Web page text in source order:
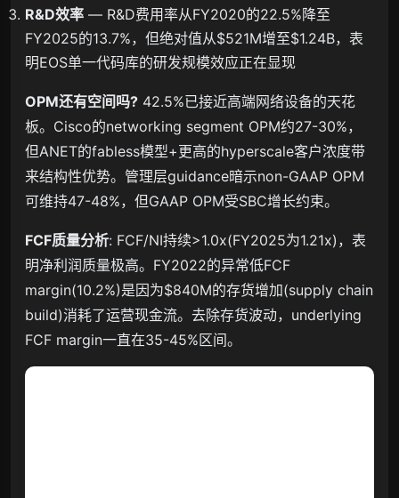
R&D效率 — R&D费用率从FY2020的22.5%降至
FY2025的13.7%，但绝对值从$521M增至$1.24B，表
明EOS单一代码库的研发规模效应正在显现
OPM还有空间吗? 42.5%已接近高端网络设备的天花
板。Cisco的networking segment OPM约27-30%，
但ANET的fabless模型+更高的hyperscale客户浓度带
来结构性优势。管理层guidance暗示non-GAAP OPM
可维持47-48%，但GAAP OPM受SBC增长约束。
FCF质量分析: FCF/NI持续>1.0x(FY2025为1.21x)，表
明净利润质量极高。FY2022的异常低FCF
margin(10.2%)是因为$840M的存货增加(supply chain
build)消耗了运营现金流。去除存货波动，underlying
FCF margin一直在35-45%区间。